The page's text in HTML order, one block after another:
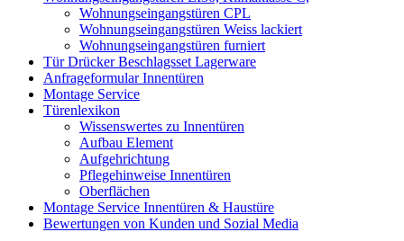
Wohnungseingangstüren CPL
Wohnungseingangstüren Weiss lackiert
Wohnungseingangstüren furniert
Tür Drücker Beschlagsset Lagerware
Anfrageformular Innentüren
Montage Service
Türenlexikon
Wissenswertes zu Innentüren
Aufbau Element
Aufgehrichtung
Pflegehinweise Innentüren
Oberflächen
Montage Service Innentüren & Haustüre
Bewertungen von Kunden und Sozial Media